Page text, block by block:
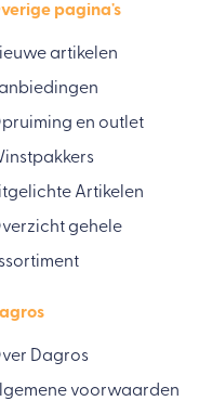
pagina's
artikelen
en outlet
Artikelen
gehele
Dagros
voorwaarden